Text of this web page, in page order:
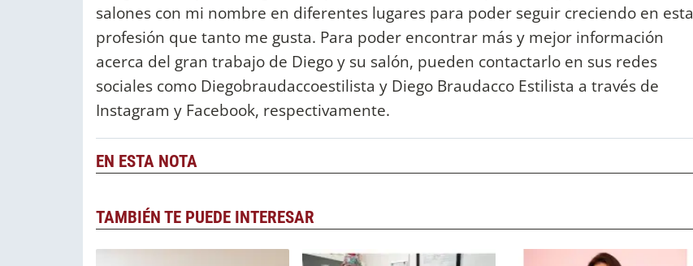
salones con mi nombre en diferentes lugares para poder seguir creciendo en esta
profesión que tanto me gusta. Para poder encontrar más y mejor información
acerca del gran trabajo de Diego y su salón, pueden contactarlo en sus redes
sociales como Diegobraudaccoestilista y Diego Braudacco Estilista a través de
Instagram y Facebook, respectivamente.
EN ESTA NOTA
TAMBIÉN TE PUEDE INTERESAR